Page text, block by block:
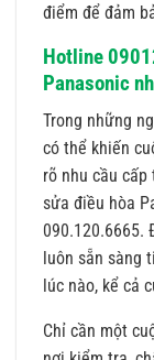
điểm để đảm
Hotline
Panasonic
Trong những
có thể khiến
rõ nhu cầu
sửa điều hòa
090.120.6665.
luôn sẵn sàng
lúc nào, kể cả
Chỉ cần một